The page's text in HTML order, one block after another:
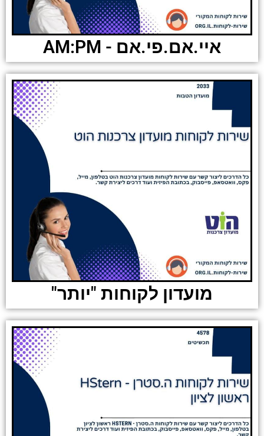
איי.אם.פי.אם - AM:PM
מועדון לקוחות "יותר"